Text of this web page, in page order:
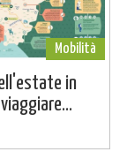
Mobilità
in